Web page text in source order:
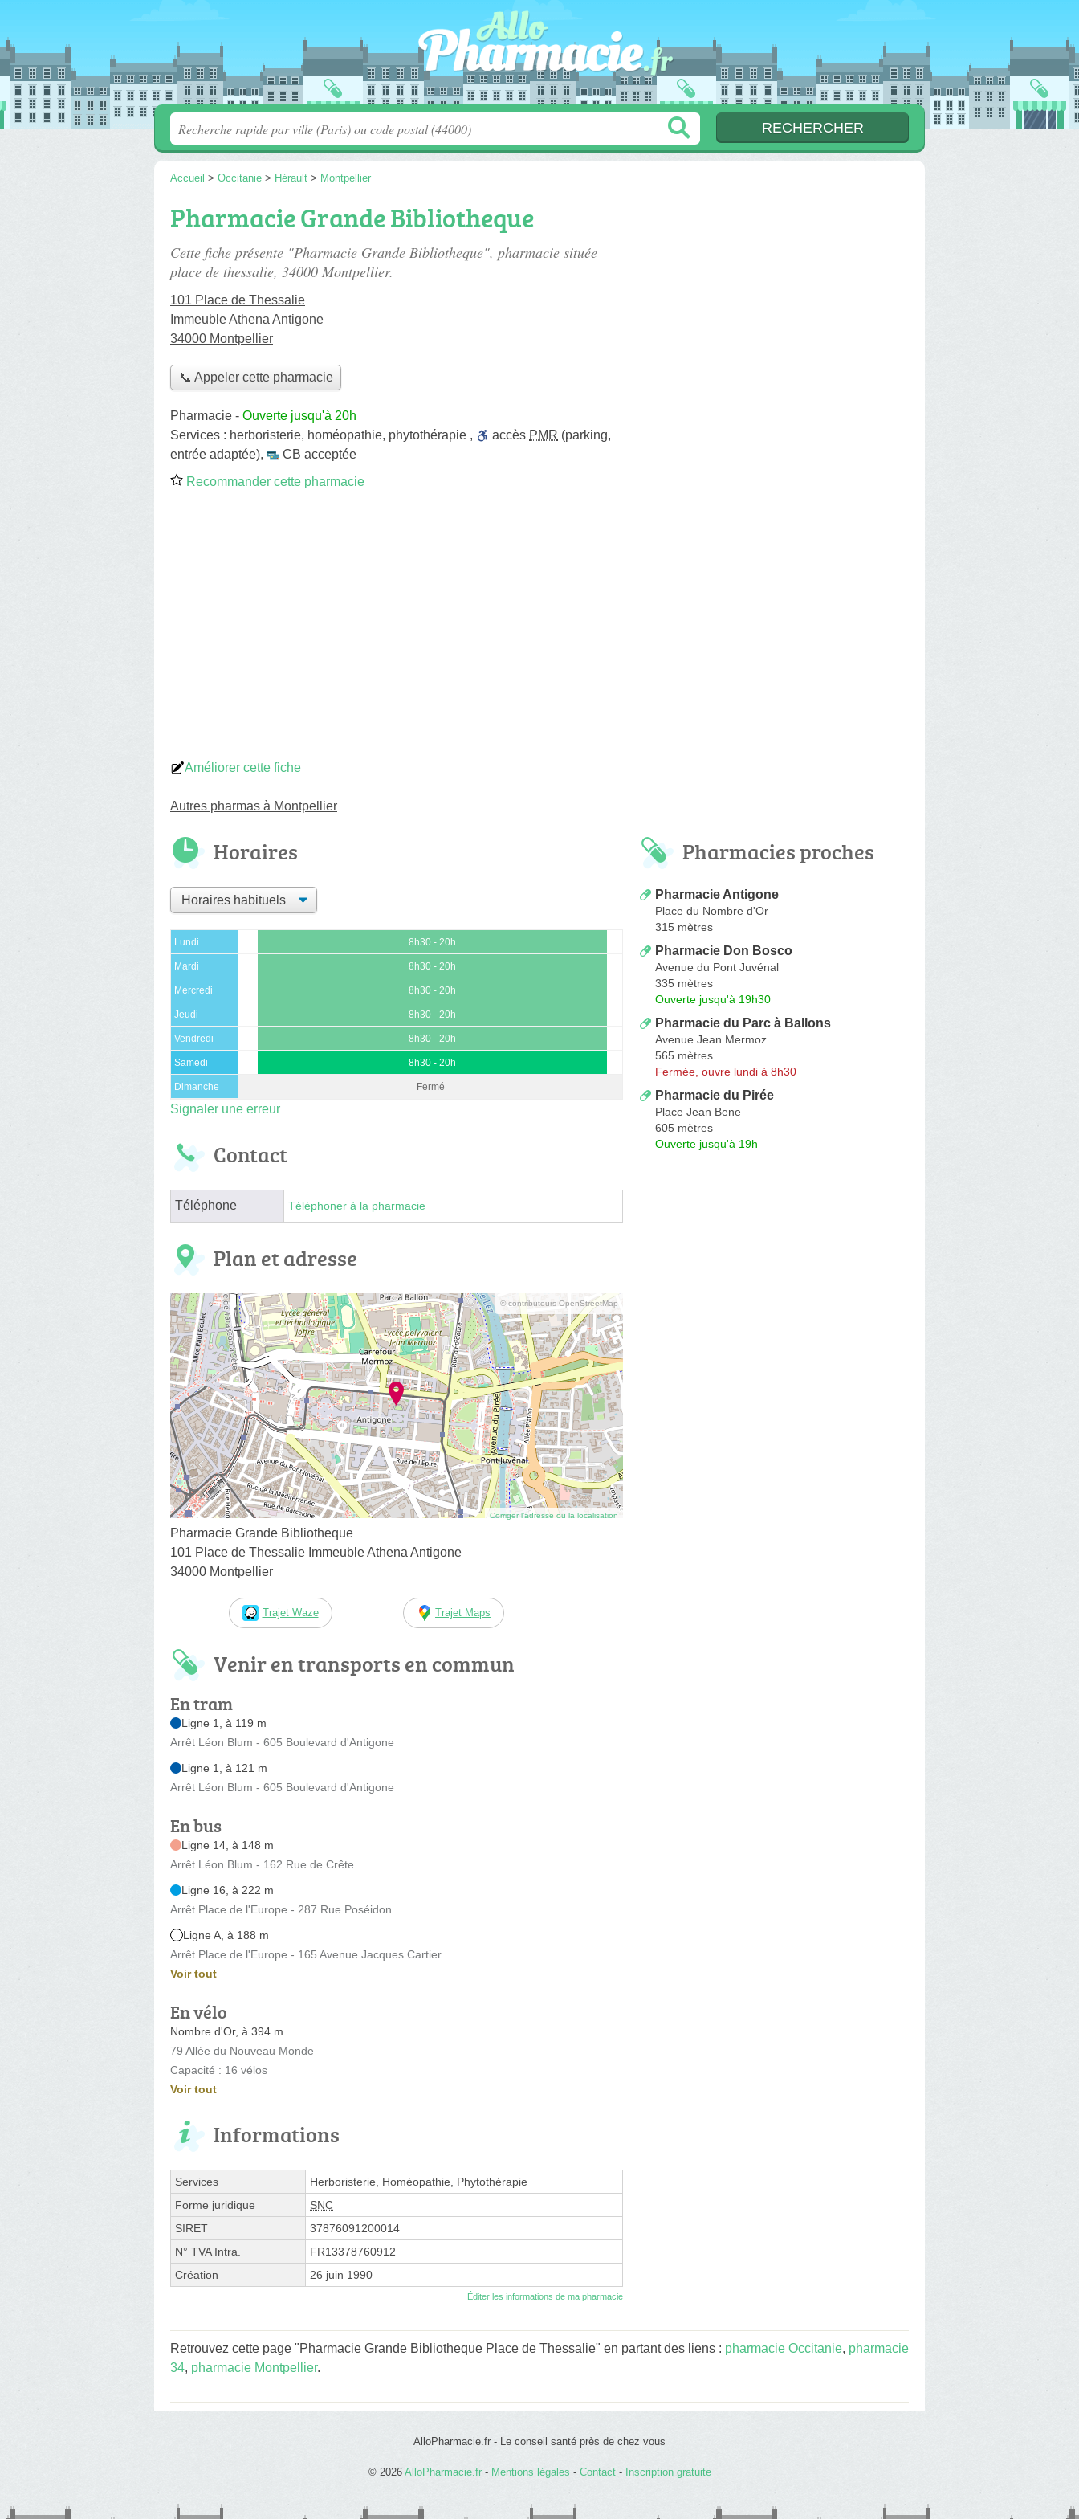
Accueil > Occitanie > Hérault > Montpellier
Pharmacie Grande Bibliotheque
Cette fiche présente "Pharmacie Grande Bibliotheque", pharmacie située
place de thessalie, 34000 Montpellier.
101 Place de Thessalie
Immeuble Athena Antigone
34000 Montpellier
📞 Appeler cette pharmacie
Pharmacie - Ouverte jusqu'à 20h
Services : herboristerie, homéopathie, phytothérapie , accès PMR (parking,
entrée adaptée),
CB acceptée
Recommander cette pharmacie
Améliorer cette fiche
Autres pharmas à Montpellier
Horaires
Lundi 8h30 - 20h
Mardi 8h30 - 20h
Mercredi 8h30 - 20h
Jeudi 8h30 - 20h
Vendredi 8h30 - 20h
Samedi 8h30 - 20h
Dimanche Fermé
Signaler une erreur
Contact
Téléphone Téléphoner à la pharmacie
Plan et adresse
© contributeurs OpenStreetMap
Corriger l’adresse ou la localisation
Pharmacie Grande Bibliotheque
101 Place de Thessalie Immeuble Athena Antigone
34000 Montpellier
Trajet Waze Trajet Maps
Venir en transports en commun
En tram
Ligne 1, à 119 m
Arrêt Léon Blum - 605 Boulevard d'Antigone
Ligne 1, à 121 m
Arrêt Léon Blum - 605 Boulevard d'Antigone
En bus
Ligne 14, à 148 m
Arrêt Léon Blum - 162 Rue de Crête
Ligne 16, à 222 m
Arrêt Place de l'Europe - 287 Rue Poséidon
Ligne A, à 188 m
Arrêt Place de l'Europe - 165 Avenue Jacques Cartier
Voir tout
En vélo
Nombre d'Or, à 394 m
79 Allée du Nouveau Monde
Capacité : 16 vélos
Voir tout
Informations
Services
Herboristerie, Homéopathie, Phytothérapie
Forme juridique
SNC
SIRET
37876091200014
N° TVA Intra.
FR13378760912
Création
26 juin 1990
Éditer les informations de ma pharmacie
Pharmacies proches
Pharmacie Antigone
Place du Nombre d'Or
315 mètres
Pharmacie Don Bosco
Avenue du Pont Juvénal
335 mètres
Ouverte jusqu'à 19h30
Pharmacie du Parc à Ballons
Avenue Jean Mermoz
565 mètres
Fermée, ouvre lundi à 8h30
Pharmacie du Pirée
Place Jean Bene
605 mètres
Ouverte jusqu'à 19h
Retrouvez cette page "Pharmacie Grande Bibliotheque Place de Thessalie" en partant des liens : pharmacie Occitanie, pharmacie
34, pharmacie Montpellier.
AlloPharmacie.fr - Le conseil santé près de chez vous
© 2026 AlloPharmacie.fr - Mentions légales - Contact- Inscription gratuite